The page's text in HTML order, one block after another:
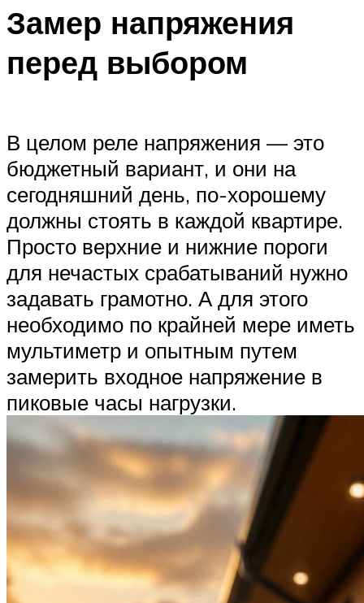
Замер напряжения
перед выбором
В целом реле напряжения — это
бюджетный вариант, и они на
сегодняшний день, по-хорошему
должны стоять в каждой квартире.
Просто верхние и нижние пороги
для нечастых срабатываний нужно
задавать грамотно. А для этого
необходимо по крайней мере иметь
мультиметр и опытным путем
замерить входное напряжение в
пиковые часы нагрузки.